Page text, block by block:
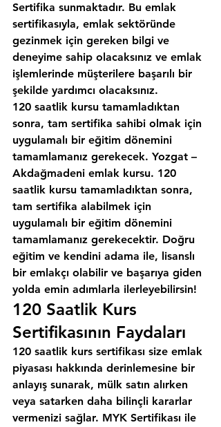
Sertifika sunmaktadır. Bu emlak
sertifikasıyla, emlak sektöründe
gezinmek için gereken bilgi ve
deneyime sahip olacaksınız ve emlak
işlemlerinde müşterilere başarılı bir
şekilde yardımcı olacaksınız.
120 saatlik kursu tamamladıktan
sonra, tam sertifika sahibi olmak için
uygulamalı bir eğitim dönemini
tamamlamanız gerekecek. Yozgat –
Akdağmadeni emlak kursu. 120
saatlik kursu tamamladıktan sonra,
tam sertifika alabilmek için
uygulamalı bir eğitim dönemini
tamamlamanız gerekecektir. Doğru
eğitim ve kendini adama ile, lisanslı
bir emlakçı olabilir ve başarıya giden
yolda emin adımlarla ilerleyebilirsin!
120 Saatlik Kurs
Sertifikasının Faydaları
120 saatlik kurs sertifikası size emlak
piyasası hakkında derinlemesine bir
anlayış sunarak, mülk satın alırken
veya satarken daha bilinçli kararlar
vermenizi sağlar. MYK Sertifikası ile